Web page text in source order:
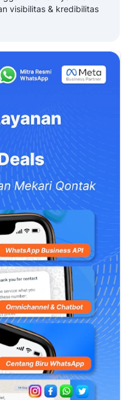
visibilitas & kredibilitas